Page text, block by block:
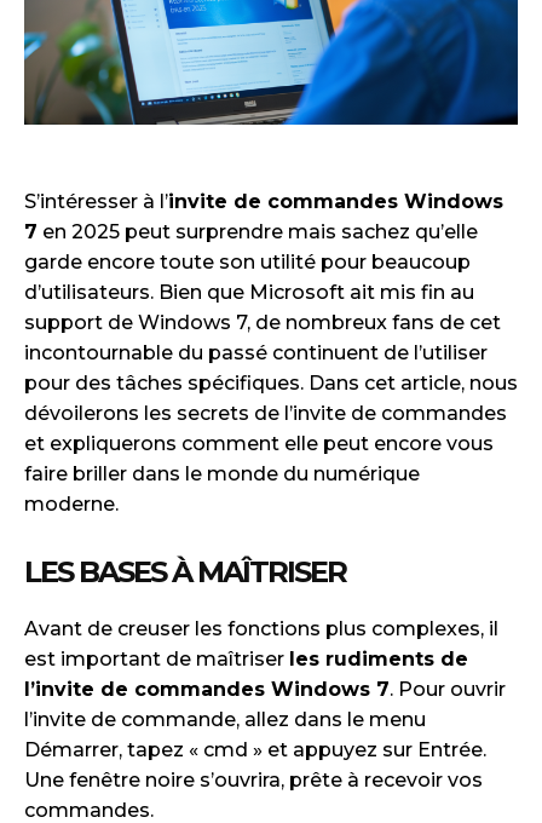
S’intéresser à l’invite de commandes Windows
7 en 2025 peut surprendre mais sachez qu’elle
garde encore toute son utilité pour beaucoup
d’utilisateurs. Bien que Microsoft ait mis fin au
support de Windows 7, de nombreux fans de cet
incontournable du passé continuent de l’utiliser
pour des tâches spécifiques. Dans cet article, nous
dévoilerons les secrets de l’invite de commandes
et expliquerons comment elle peut encore vous
faire briller dans le monde du numérique
moderne.
LES BASES À MAÎTRISER
Avant de creuser les fonctions plus complexes, il
est important de maîtriser les rudiments de
l’invite de commandes Windows 7. Pour ouvrir
l’invite de commande, allez dans le menu
Démarrer, tapez « cmd » et appuyez sur Entrée.
Une fenêtre noire s’ouvrira, prête à recevoir vos
commandes.